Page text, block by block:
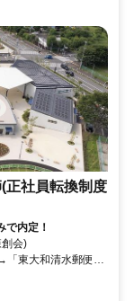
社員転換制度
内定！
会)
「東大和清水郵便
歩4分／「久米川
：徒歩5分